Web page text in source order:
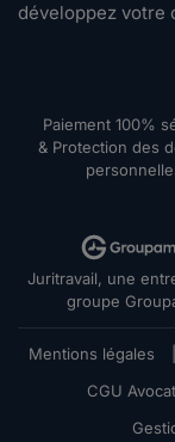
développez votre
Paiement 100%
& Protection des
Juritravail, une
groupe
Mentions légales
CGU